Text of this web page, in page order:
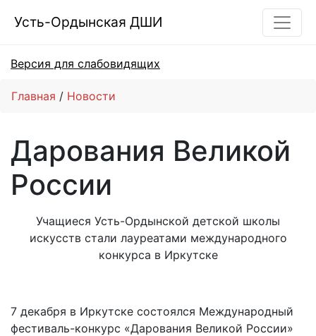
Усть-Ордынская ДШИ
Версия для слабовидящих
Главная Новости
Дарования Великой
России
Учащиеся Усть-Ордынской детской школы
искусств стали лауреатами международного
конкурса в Иркутске
7 декабря в Иркутске состоялся Международный
фестиваль-конкурс «Дарования Великой России»